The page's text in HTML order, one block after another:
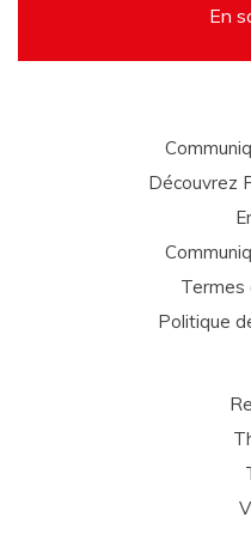
En
Découvrez
Termes
Politique